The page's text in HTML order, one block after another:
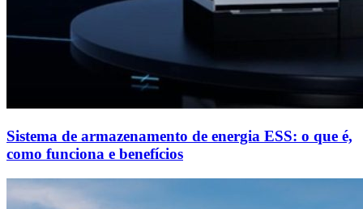
Sistema de armazenamento de energia ESS: o que é,
como funciona e benefícios